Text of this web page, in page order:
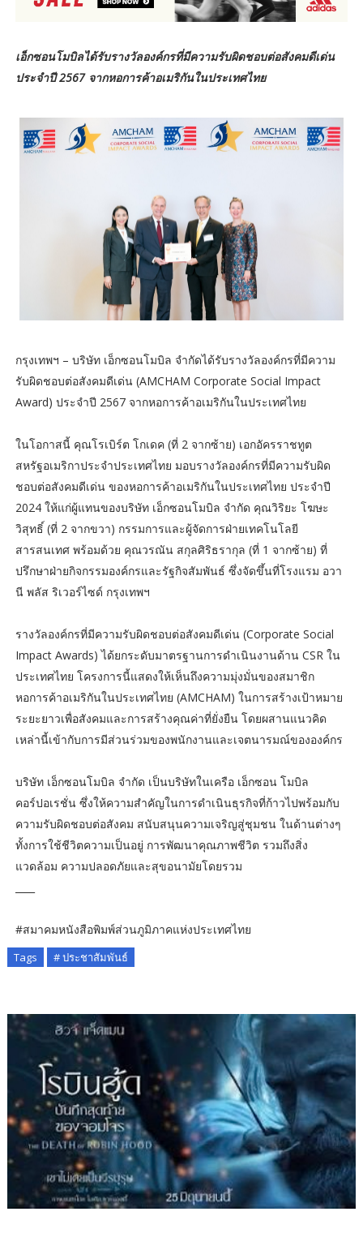
เอ็กซอนโมบิลได้รับรางวัลองค์กรที่มีความรับผิดชอบต่อสังคมดีเด่น
ประจำปี 2567 จากหอการค้าอเมริกันในประเทศไทย
กรุงเทพฯ – บริษัท เอ็กซอนโมบิล จำกัดได้รับรางวัลองค์กรที่มีความ
รับผิดชอบต่อสังคมดีเด่น (AMCHAM Corporate Social Impact
Award) ประจำปี 2567 จากหอการค้าอเมริกันในประเทศไทย
ในโอกาสนี้ คุณโรเบิร์ต โกเดค (ที่ 2 จากซ้าย) เอกอัครราชทูต
สหรัฐอเมริกาประจำประเทศไทย มอบรางวัลองค์กรที่มีความรับผิด
ชอบต่อสังคมดีเด่น ของหอการค้าอเมริกันในประเทศไทย ประจำปี
2024 ให้แก่ผู้แทนของบริษัท เอ็กซอนโมบิล จำกัด คุณวิริยะ โฆษะ
วิสุทธิ์ (ที่ 2 จากขวา) กรรมการและผู้จัดการฝ่ายเทคโนโลยี
สารสนเทศ พร้อมด้วย คุณวรณัน สกุลศิริธรากุล (ที่ 1 จากซ้าย) ที่
ปรึกษาฝ่ายกิจกรรมองค์กรและรัฐกิจสัมพันธ์ ซึ่งจัดขึ้นที่โรงแรม อวา
นี พลัส ริเวอร์ไซด์ กรุงเทพฯ
รางวัลองค์กรที่มีความรับผิดชอบต่อสังคมดีเด่น (Corporate Social
Impact Awards) ได้ยกระดับมาตรฐานการดำเนินงานด้าน CSR ใน
ประเทศไทย โครงการนี้แสดงให้เห็นถึงความมุ่งมั่นของสมาชิก
หอการค้าอเมริกันในประเทศไทย (AMCHAM) ในการสร้างเป้าหมาย
ระยะยาวเพื่อสังคมและการสร้างคุณค่าที่ยั่งยืน โดยผสานแนวคิด
เหล่านี้เข้ากับการมีส่วนร่วมของพนักงานและเจตนารมณ์ขององค์กร
บริษัท เอ็กซอนโมบิล จำกัด เป็นบริษัทในเครือ เอ็กซอน โมบิล
คอร์ปอเรชั่น ซึ่งให้ความสำคัญในการดำเนินธุรกิจที่ก้าวไปพร้อมกับ
ความรับผิดชอบต่อสังคม สนับสนุนความเจริญสู่ชุมชน ในด้านต่างๆ
ทั้งการใช้ชีวิตความเป็นอยู่ การพัฒนาคุณภาพชีวิต รวมถึงสิ่ง
แวดล้อม ความปลอดภัยและสุขอนามัยโดยรวม
#สมาคมหนังสือพิมพ์ส่วนภูมิภาคแห่งประเทศไทย
Tags # ประชาสัมพันธ์